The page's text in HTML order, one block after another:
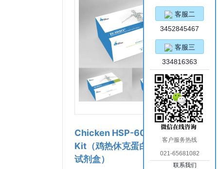
Chicken HSP-60 ELISA
Kit（鸡热休克蛋白60 ELISA
试剂盒）
客服二
3452845467
客服三
334816363
客户服务热线
021-65681082
联系我们